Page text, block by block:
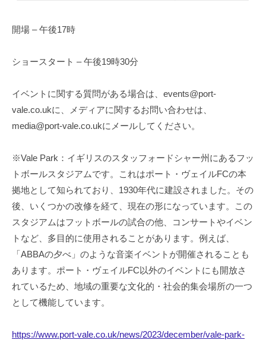
開場 – 午後17時
ショースタート – 午後19時30分
イベントに関する質問がある場合は、events@port-
vale.co.ukに、メディアに関するお問い合わせは、
media@port-vale.co.ukにメールしてください。
※Vale Park：イギリスのスタッフォードシャー州にあるフッ
トボールスタジアムです。これはポート・ヴェイルFCの本
拠地として知られており、1930年代に建設されました。その
後、いくつかの改修を経て、現在の形になっています。この
スタジアムはフットボールの試合の他、コンサートやイベン
トなど、多目的に使用されることがあります。例えば、
「ABBAの夕べ」のような音楽イベントが開催されることも
あります。ポート・ヴェイルFC以外のイベントにも開放さ
れているため、地域の重要な文化的・社会的集会場所の一つ
として機能しています。
https://www.port-vale.co.uk/news/2023/december/vale-park-